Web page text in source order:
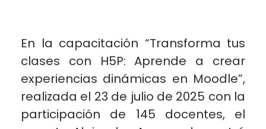
En la capacitación “Transforma tus
clases con H5P: Aprende a crear
experiencias dinámicas en Moodle”,
realizada el 23 de julio de 2025 con la
participación de 145 docentes, el